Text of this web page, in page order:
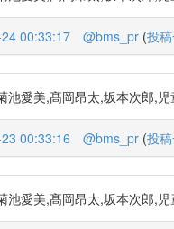
00:33:17 @bms_pr (投
池愛美,髙岡昂太,坂本次郎,
00:33:16 @bms_pr (投
池愛美,髙岡昂太,坂本次郎,